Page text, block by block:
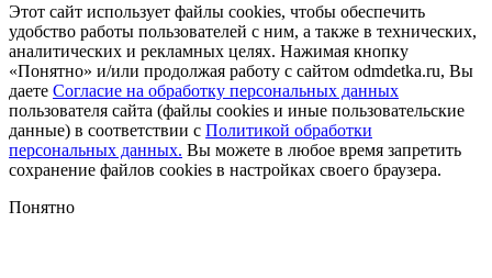
Этот сайт использует файлы cookies, чтобы обеспечить
удобство работы пользователей с ним, а также в технических,
аналитических и рекламных целях. Нажимая кнопку
«Понятно» и/или продолжая работу с сайтом odmdetka.ru, Вы
даете Согласие на обработку персональных данных
пользователя сайта (файлы cookies и иные пользовательские
данные) в соответствии с Политикой обработки
персональных данных. Вы можете в любое время запретить
сохранение файлов cookies в настройках своего браузера.
Понятно